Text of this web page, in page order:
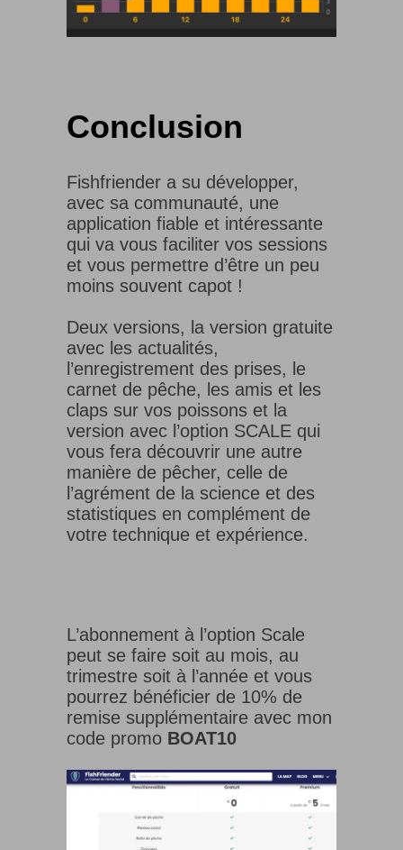
Conclusion
Fishfriender a su développer,
avec sa communauté, une
application fiable et intéressante
qui va vous faciliter vos sessions
et vous permettre d’être un peu
moins souvent capot !
Deux versions, la version gratuite
avec les actualités,
l’enregistrement des prises, le
carnet de pêche, les amis et les
claps sur vos poissons et la
version avec l’option SCALE qui
vous fera découvrir une autre
manière de pêcher, celle de
l’agrément de la science et des
statistiques en complément de
votre technique et expérience.
L’abonnement à l’option Scale
peut se faire soit au mois, au
trimestre soit à l’année et vous
pourrez bénéficier de 10% de
remise supplémentaire avec mon
code promo BOAT10